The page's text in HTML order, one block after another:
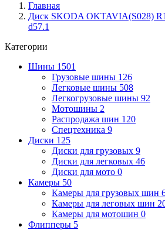
Главная
Диск SKODA OKTAVIA(S028)
d57.1
Категории
Шины 1501
Грузовые шины 126
Легковые шины 508
Легкогрузовые шины 92
Мотошины 2
Распродажа шин 120
Спецтехника 9
Диски 125
Диски для грузовых 9
Диски для легковых 46
Диски для мото 0
Камеры 50
Камеры для грузовых шин
Камеры для леговых шин
Камеры для мотошин 0
Флипперы 5